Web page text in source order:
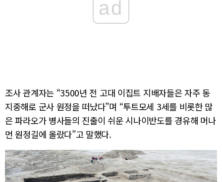
ad
조사 관계자는 “3500년 전 고대 이집트 지배자들은 자주 동
지중해로 군사 원정을 떠났다”며 “투트모세 3세를 비롯한 많
은 파라오가 병사들의 진출이 쉬운 시나이반도를 경유해 머나
먼 원정길에 올랐다”고 말했다.